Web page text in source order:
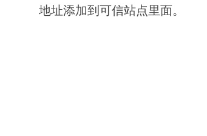
地址添加到可信站点里面。